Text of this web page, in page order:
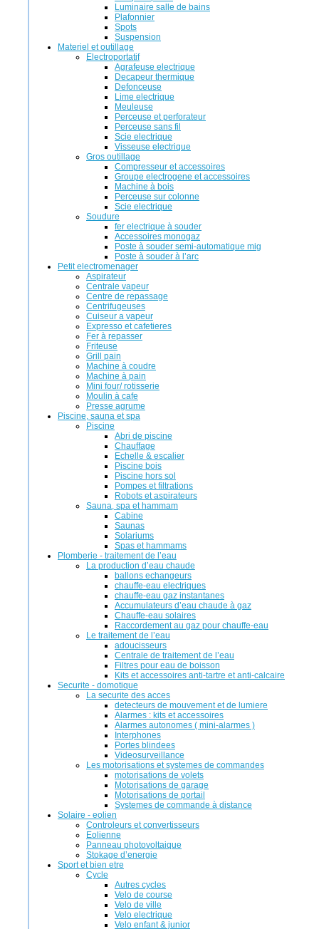
Luminaire salle de bains
Plafonnier
Spots
Suspension
Materiel et outillage
Electroportatif
Agrafeuse electrique
Decapeur thermique
Defonceuse
Lime electrique
Meuleuse
Perceuse et perforateur
Perceuse sans fil
Scie electrique
Visseuse electrique
Gros outillage
Compresseur et accessoires
Groupe electrogene et accessoires
Machine à bois
Perceuse sur colonne
Scie electrique
Soudure
fer electrique à souder
Accessoires monogaz
Poste à souder semi-automatique mig
Poste à souder à l’arc
Petit electromenager
Aspirateur
Centrale vapeur
Centre de repassage
Centrifugeuses
Cuiseur a vapeur
Expresso et cafetieres
Fer à repasser
Friteuse
Grill pain
Machine à coudre
Machine à pain
Mini four/ rotisserie
Moulin à cafe
Presse agrume
Piscine, sauna et spa
Piscine
Abri de piscine
Chauffage
Echelle & escalier
Piscine bois
Piscine hors sol
Pompes et filtrations
Robots et aspirateurs
Sauna, spa et hammam
Cabine
Saunas
Solariums
Spas et hammams
Plomberie - traitement de l’eau
La production d’eau chaude
ballons echangeurs
chauffe-eau electriques
chauffe-eau gaz instantanes
Accumulateurs d’eau chaude à gaz
Chauffe-eau solaires
Raccordement au gaz pour chauffe-eau
Le traitement de l’eau
adoucisseurs
Centrale de traitement de l’eau
Filtres pour eau de boisson
Kits et accessoires anti-tartre et anti-calcaire
Securite - domotique
La securite des acces
detecteurs de mouvement et de lumiere
Alarmes : kits et accessoires
Alarmes autonomes ( mini-alarmes )
Interphones
Portes blindees
Videosurveillance
Les motorisations et systemes de commandes
motorisations de volets
Motorisations de garage
Motorisations de portail
Systemes de commande à distance
Solaire - eolien
Controleurs et convertisseurs
Eolienne
Panneau photovoltaique
Stokage d’energie
Sport et bien etre
Cycle
Autres cycles
Velo de course
Velo de ville
Velo electrique
Velo enfant & junior